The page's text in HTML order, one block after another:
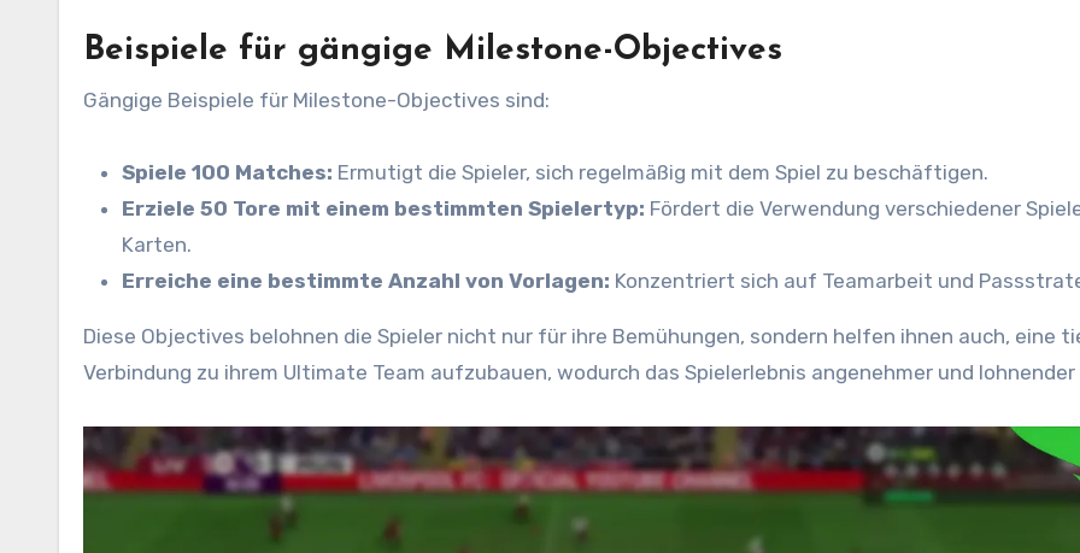
Beispiele für gängige Milestone-Objectives
Gängige Beispiele für Milestone-Objectives sind:
Spiele 100 Matches: Ermutigt die Spieler, sich regelmäßig mit dem Spiel zu beschäftigen.
Erziele 50 Tore mit einem bestimmten Spielertyp: Fördert die Verwendung verschiedener
Karten.
Erreiche eine bestimmte Anzahl von Vorlagen: Konzentriert sich auf Teamarbeit und
Diese Objectives belohnen die Spieler nicht nur für ihre Bemühungen, sondern helfen ihnen auch, eine
Verbindung zu ihrem Ultimate Team aufzubauen, wodurch das Spielerlebnis angenehmer und lohnender